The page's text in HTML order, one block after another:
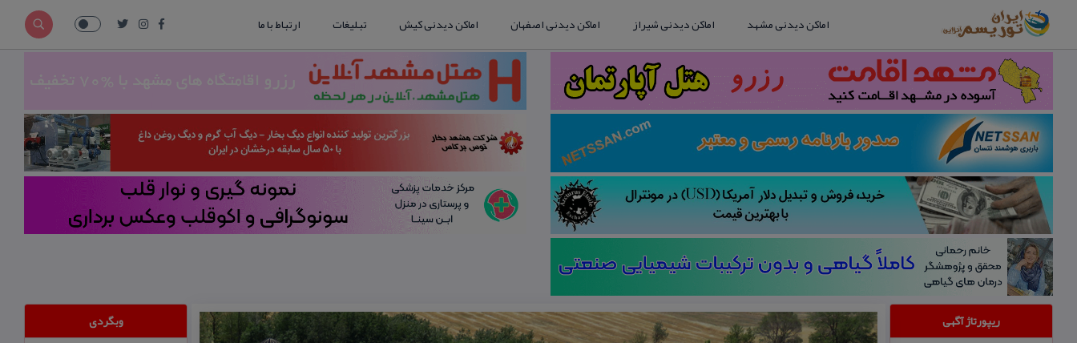
اماکن دیدنی مشهد اماکن دیدنی شیراز اماکن دیدنی اصفهان اماکن دیدنی کیش تبلیغات ارتباط با ما
ریپورتاژ آگهی
وبگردی